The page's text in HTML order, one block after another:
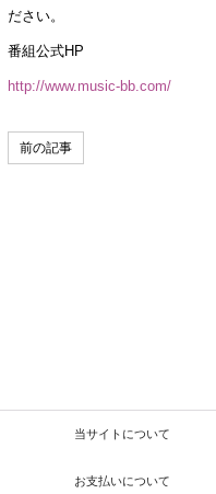
ださい。
番組公式HP
http://www.music-bb.com/
前の記事
当サイトについて
お支払いについて